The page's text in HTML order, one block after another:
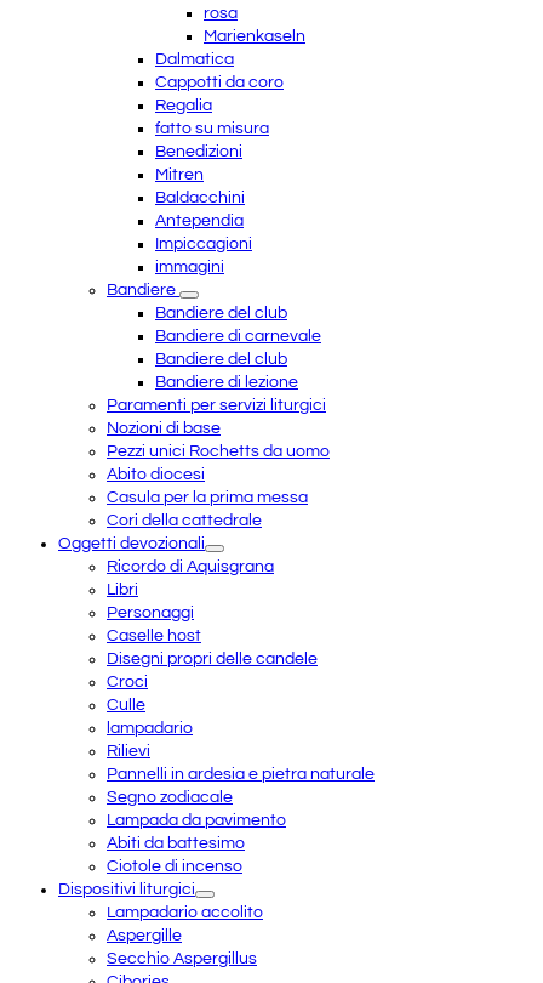
rosa
Marienkaseln
Dalmatica
Cappotti da coro
Regalia
fatto su misura
Benedizioni
Mitren
Baldacchini
Antependia
Impiccagioni
immagini
Bandiere
Bandiere del club
Bandiere di carnevale
Bandiere del club
Bandiere di lezione
Paramenti per servizi liturgici
Nozioni di base
Pezzi unici Rochetts da uomo
Abito diocesi
Casula per la prima messa
Cori della cattedrale
Oggetti devozionali
Ricordo di Aquisgrana
Libri
Personaggi
Caselle host
Disegni propri delle candele
Croci
Culle
lampadario
Rilievi
Pannelli in ardesia e pietra naturale
Segno zodiacale
Lampada da pavimento
Abiti da battesimo
Ciotole di incenso
Dispositivi liturgici
Lampadario accolito
Aspergille
Secchio Aspergillus